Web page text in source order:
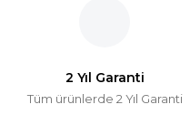
2 Yıl Garanti
Tüm ürünlerde 2 Yıl Garanti